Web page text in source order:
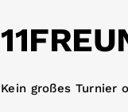
Kein großes Turnier